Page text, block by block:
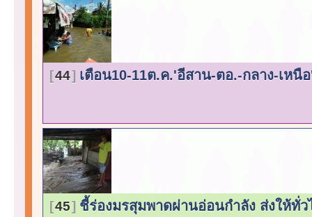
44 เตือน10-11ต.ค.'อีสาน-ตอ.-กลาง-เห
45 ชี้ร่องมรสุมพาดผ่านอ่อนกำลัง ส่งให้ทั่